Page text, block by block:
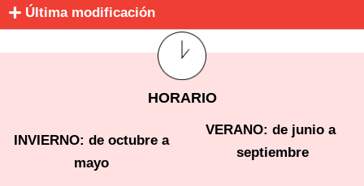
Última modificación
HORARIO
INVIERNO: de octubre a
mayo
VERANO: de junio a
septiembre